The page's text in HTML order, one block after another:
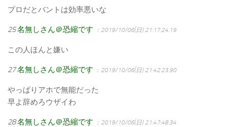
プロだとバントは効率悪いな
25名無しさん＠恐縮です ：2019/10/06(日) 21:17:24.19
この人ほんと嫌い
27名無しさん＠恐縮です ：2019/10/06(日) 21:42:23.90
やっぱりアホで無能だった
早よ辞めろウザイわ
28名無しさん＠恐縮です ：2019/10/06(日) 21:47:48.34